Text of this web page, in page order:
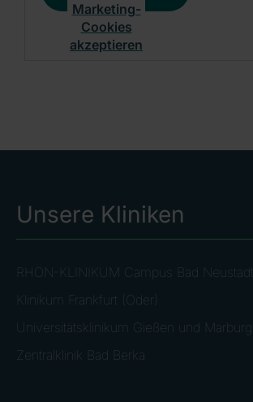
Marketing-
Cookies
akzeptieren
Unsere Kliniken
RHÖN-KLINIKUM Campus Bad Neustadt
Klinikum Frankfurt (Oder)
Universitätsklinikum Gießen und Marburg
Zentralklinik Bad Berka